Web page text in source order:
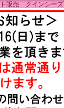
ト販売 クインシーズ